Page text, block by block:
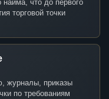
что до первого
торговой точки
журналы, приказы
по требованиям